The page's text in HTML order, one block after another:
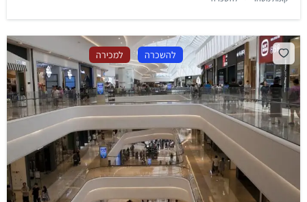
להשכרה למכירה